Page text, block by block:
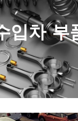
입차 부
대한 다양한 자동차
품 및 재활용 부품
하고 있습니다.
GO